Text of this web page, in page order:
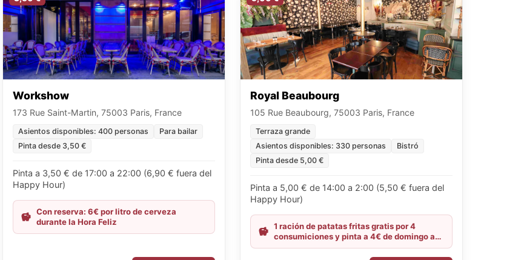
Workshow
173 Rue Saint-Martin, 75003 Paris, France
Asientos disponibles: 400 personas
Para bailar
Pinta desde 3,50 €
Pinta a 3,50 € de 17:00 a 22:00 (6,90 € fuera del
Happy Hour)
Con reserva: 6€ por litro de cerveza
durante la Hora Feliz
Royal Beaubourg
105 Rue Beaubourg, 75003 Paris, France
Terraza grande
Asientos disponibles: 330 personas
Bistró
Pinta desde 5,00 €
Pinta a 5,00 € de 14:00 a 2:00 (5,50 € fuera del
Happy Hour)
1 ración de patatas fritas gratis por 4
consumiciones y pinta a 4€ de domingo a
miércoles